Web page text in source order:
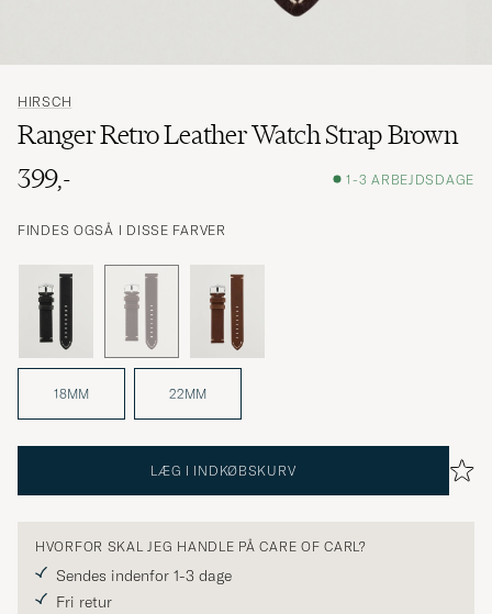
HIRSCH
Ranger Retro Leather Watch Strap Brown
399,-
1-3 ARBEJDSDAGE
FINDES OGSÅ I DISSE FARVER
18MM 22MM
LÆG I INDKØBSKURV
HVORFOR SKAL JEG HANDLE PÅ CARE OF CARL?
Sendes indenfor 1-3 dage
Fri retur